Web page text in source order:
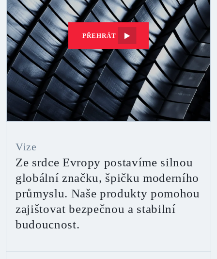
PŘEHRÁT
Vize
Ze srdce Evropy postavíme silnou
globální značku, špičku moderního
průmyslu. Naše produkty pomohou
zajištovat bezpečnou a stabilní
budoucnost.